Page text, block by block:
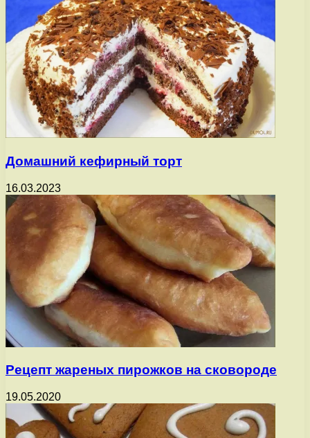
Домашний кефирный торт
16.03.2023
Рецепт жареных пирожков на сковороде
19.05.2020